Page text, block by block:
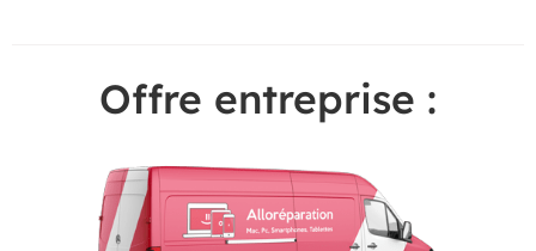
Offre entreprise :